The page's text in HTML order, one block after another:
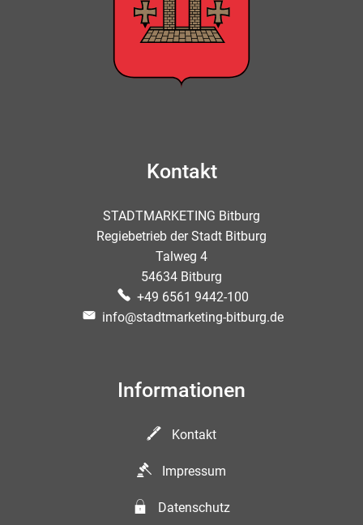
Kontakt
STADTMARKETING Bitburg
Regiebetrieb der Stadt Bitburg
Talweg 4
54634 Bitburg
+49 6561 9442-100
info@stadtmarketing-bitburg.de
Informationen
Kontakt
Impressum
Datenschutz